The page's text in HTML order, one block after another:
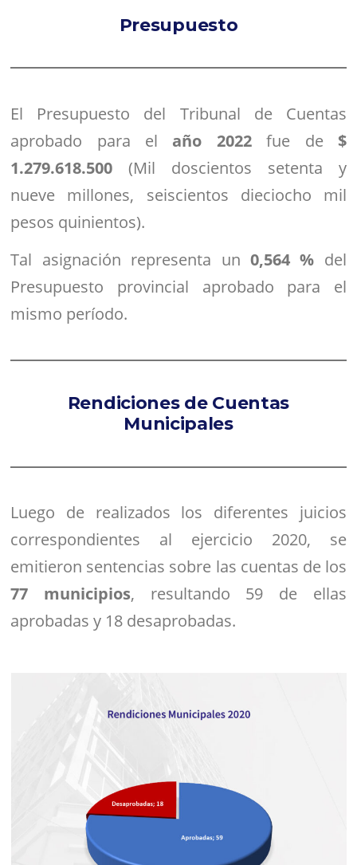
Presupuesto
El Presupuesto del Tribunal de Cuentas
aprobado para el año 2022fue de $
1.279.618.500 (Mil doscientos setenta y
nueve millones, seiscientos dieciocho mil
pesos quinientos).
Tal asignación representa un 0,564 % del
Presupuesto provincial aprobado para el
mismo período.
Rendiciones de Cuentas
Municipales
Luego de realizados los diferentes juicios
correspondientes al ejercicio 2020, se
emitieron sentencias sobre las cuentas de los
77 municipios, resultando 59 de ellas
aprobadas y 18 desaprobadas.